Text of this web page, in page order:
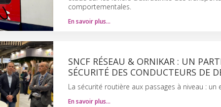
comportementales.
En savoir plus…
SNCF RÉSEAU & ORNIKAR : UN
SÉCURITÉ DES CONDUCTEURS DE
La sécurité routière aux passages à niveau : un
En savoir plus…